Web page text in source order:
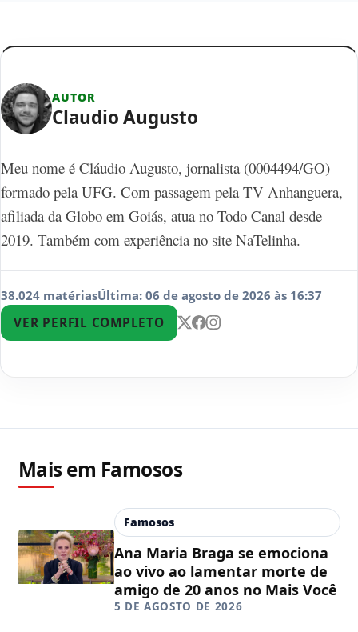
AUTOR
Claudio Augusto
Meu nome é Cláudio Augusto, jornalista (0004494/GO)
formado pela UFG. Com passagem pela TV Anhanguera,
afiliada da Globo em Goiás, atua no Todo Canal desde
2019. Também com experiência no site NaTelinha.
38.024 matériasÚltima: 06 de agosto de 2026 às 16:37
VER PERFIL COMPLETO
Mais em Famosos
Famosos
Ana Maria Braga se emociona
ao vivo ao lamentar morte de
amigo de 20 anos no Mais Você
5 DE AGOSTO DE 2026